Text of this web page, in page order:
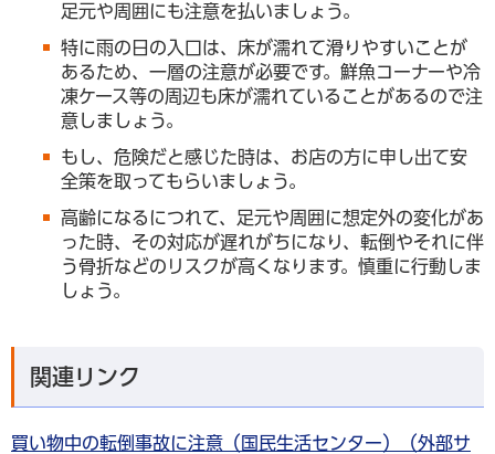
足元や周囲にも注意を払いましょう。
特に雨の日の入口は、床が濡れて滑りやすいことが
あるため、一層の注意が必要です。鮮魚コーナーや冷
凍ケース等の周辺も床が濡れていることがあるので注
意しましょう。
もし、危険だと感じた時は、お店の方に申し出て安
全策を取ってもらいましょう。
高齢になるにつれて、足元や周囲に想定外の変化があ
った時、その対応が遅れがちになり、転倒やそれに伴
う骨折などのリスクが高くなります。慎重に行動しま
しょう。
関連リンク
買い物中の転倒事故に注意（国民生活センター）（外部サ